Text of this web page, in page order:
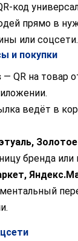
код
прямо в
или соцсети.
и покупки
— QR на товар
ведёт в
бренда